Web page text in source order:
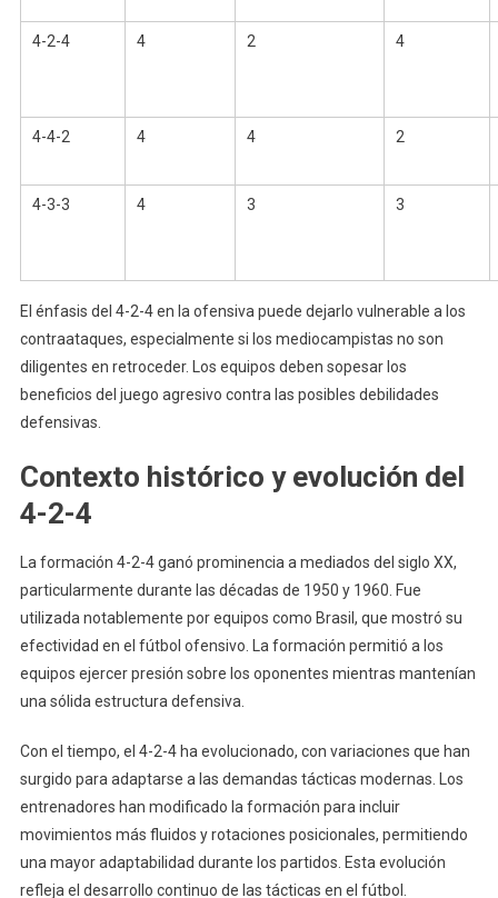
4-2-4 4 2 4
4-4-2 4 4 2
4-3-3 4 3 3
El énfasis del 4-2-4 en la ofensiva puede dejarlo vulnerable a los
contraataques, especialmente si los mediocampistas no son
diligentes en retroceder. Los equipos deben sopesar los
beneficios del juego agresivo contra las posibles debilidades
defensivas.
Contexto histórico y evolución del
4-2-4
La formación 4-2-4 ganó prominencia a mediados del siglo XX,
particularmente durante las décadas de 1950 y 1960. Fue
utilizada notablemente por equipos como Brasil, que mostró su
efectividad en el fútbol ofensivo. La formación permitió a los
equipos ejercer presión sobre los oponentes mientras mantenían
una sólida estructura defensiva.
Con el tiempo, el 4-2-4 ha evolucionado, con variaciones que han
surgido para adaptarse a las demandas tácticas modernas. Los
entrenadores han modificado la formación para incluir
movimientos más fluidos y rotaciones posicionales, permitiendo
una mayor adaptabilidad durante los partidos. Esta evolución
refleja el desarrollo continuo de las tácticas en el fútbol.